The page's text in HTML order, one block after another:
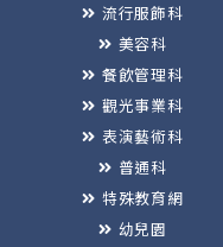
流行服飾科
美容科
餐飲管理科
觀光事業科
表演藝術科
普通科
特殊教育網
幼兒園